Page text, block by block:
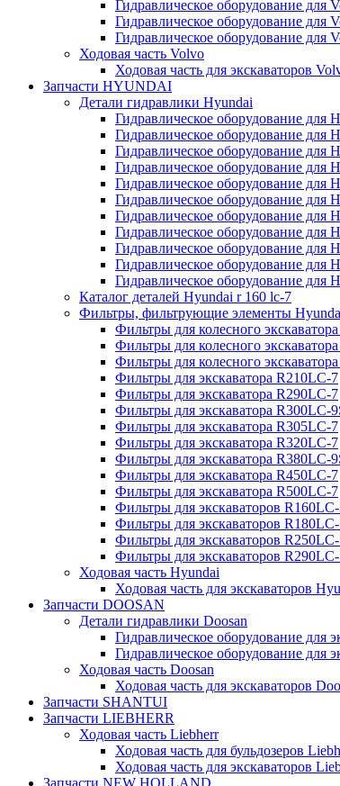
Гидравлическое оборудование для
Гидравлическое оборудование
Гидравлическое оборудование для
Ходовая часть Volvo
Ходовая часть для экскаваторов
Запчасти HYUNDAI
Детали гидравлики Hyundai
Гидравлическое оборудование для
Гидравлическое оборудование для
Гидравлическое оборудование для
Гидравлическое оборудование для
Гидравлическое оборудование
Гидравлическое оборудование для
Гидравлическое оборудование для
Гидравлическое оборудование для
Гидравлическое оборудование для
Гидравлическое оборудование для
Гидравлическое оборудование для
Каталог деталей Hyundai r 160 lc-7
Фильтры, фильтрующие элементы
Фильтры для колесного
Фильтры для колесного
Фильтры для колесного
Фильтры для экскаватора R210LC-7
Фильтры для экскаватора R290LC-7
Фильтры для экскаватора R300LC-
Фильтры для экскаватора R305LC-7
Фильтры для экскаватора R320LC-7
Фильтры для экскаватора R380LC-
Фильтры для экскаватора R450LC-7
Фильтры для экскаватора R500LC-7
Фильтры для экскаваторов
Фильтры для экскаваторов
Фильтры для экскаваторов
Фильтры для экскаваторов
Ходовая часть Hyundai
Ходовая часть для экскаваторов
Запчасти DOOSAN
Детали гидравлики Doosan
Гидравлическое оборудование для
Гидравлическое оборудование для
Ходовая часть Doosan
Ходовая часть для экскаваторов
Запчасти SHANTUI
Запчасти LIEBHERR
Ходовая часть Liebherr
Ходовая часть для бульдозеров
Ходовая часть для экскаваторов
Запчасти NEW HOLLAND